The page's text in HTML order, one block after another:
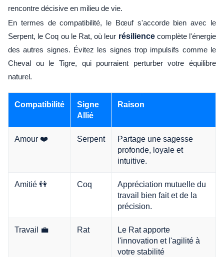
rencontre décisive en milieu de vie.
En termes de compatibilité, le Bœuf s'accorde bien avec le
Serpent, le Coq ou le Rat, où leur résiliencecomplète l'énergie
des autres signes. Évitez les signes trop impulsifs comme le
Cheval ou le Tigre, qui pourraient perturber votre équilibre
naturel.
Compatibilité
Signe
Allié
Raison
Amour ❤️ Serpent
Partage une sagesse
profonde, loyale et
intuitive.
Amitié 👫 Coq
Appréciation mutuelle du
travail bien fait et de la
précision.
Travail 💼 Rat
Le Rat apporte
l'innovation et l'agilité à
votre stabilité